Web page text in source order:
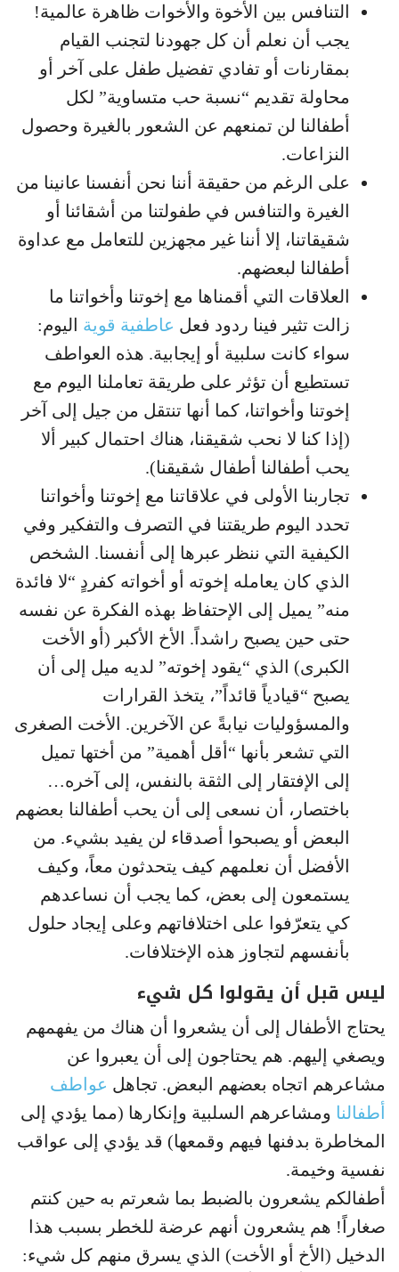
التنافس بين الأخوة والأخوات ظاهرة عالمية!
يجب أن نعلم أن كل جهودنا لتجنب القيام
بمقارنات أو تفادي تفضيل طفل على آخر أو
محاولة تقديم “نسبة حب متساوية” لكل
أطفالنا لن تمنعهم عن الشعور بالغيرة وحصول
النزاعات.
على الرغم من حقيقة أننا نحن أنفسنا عانينا من
الغيرة والتنافس في طفولتنا من أشقائنا أو
شقيقاتنا، إلا أننا غير مجهزين للتعامل مع عداوة
أطفالنا لبعضهم.
العلاقات التي أقمناها مع إخوتنا وأخواتنا ما
زالت تثير فينا ردود فعل عاطفية قوية اليوم:
سواء كانت سلبية أو إيجابية. هذه العواطف
تستطيع أن تؤثر على طريقة تعاملنا اليوم مع
إخوتنا وأخواتنا، كما أنها تنتقل من جيل إلى آخر
(إذا كنا لا نحب شقيقنا، هناك احتمال كبير ألا
يحب أطفالنا أطفال شقيقنا).
تجاربنا الأولى في علاقاتنا مع إخوتنا وأخواتنا
تحدد اليوم طريقتنا في التصرف والتفكير وفي
الكيفية التي ننظر عبرها إلى أنفسنا. الشخص
الذي كان يعامله إخوته أو أخواته كفردٍ “لا فائدة
منه” يميل إلى الإحتفاظ بهذه الفكرة عن نفسه
حتى حين يصبح راشداً. الأخ الأكبر (أو الأخت
الكبرى) الذي “يقود إخوته” لديه ميل إلى أن
يصبح “قيادياً قائداً”، يتخذ القرارات
والمسؤوليات نيابةً عن الآخرين. الأخت الصغرى
التي تشعر بأنها “أقل أهمية” من أختها تميل
إلى الإفتقار إلى الثقة بالنفس، إلى آخره…
باختصار، أن نسعى إلى أن يحب أطفالنا بعضهم
البعض أو يصبحوا أصدقاء لن يفيد بشيء. من
الأفضل أن نعلمهم كيف يتحدثون معاً، وكيف
يستمعون إلى بعض، كما يجب أن نساعدهم
كي يتعرّفوا على اختلافاتهم وعلى إيجاد حلول
بأنفسهم لتجاوز هذه الإختلافات.
ليس قبل أن يقولوا كل شيء
يحتاج الأطفال إلى أن يشعروا أن هناك من يفهمهم
ويصغي إليهم. هم يحتاجون إلى أن يعبروا عن
مشاعرهم اتجاه بعضهم البعض. تجاهل عواطف
أطفالنا ومشاعرهم السلبية وإنكارها (مما يؤدي إلى
المخاطرة بدفنها فيهم وقمعها) قد يؤدي إلى عواقب
نفسية وخيمة.
أطفالكم يشعرون بالضبط بما شعرتم به حين كنتم
صغاراً! هم يشعرون أنهم عرضة للخطر بسبب هذا
الدخيل (الأخ أو الأخت) الذي يسرق منهم كل شيء: